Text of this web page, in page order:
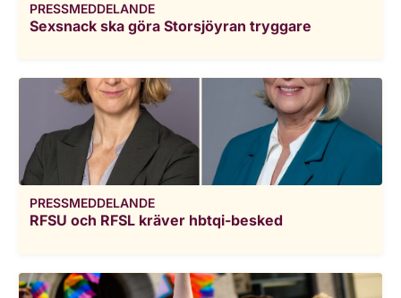
PRESSMEDDELANDE
Sexsnack ska göra Storsjöyran tryggare
PRESSMEDDELANDE
RFSU och RFSL kräver hbtqi-besked